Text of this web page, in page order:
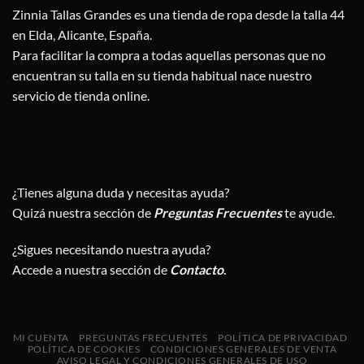
Zinnia Tallas Grandes es una tienda de ropa desde la talla 44
en Elda, Alicante, España.
Para facilitar la compra a todas aquellas personas que no
encuentran su talla en su tienda habitual nace nuestro
servicio de tienda online.
¿Tienes alguna duda y necesitas ayuda?
Quizá nuestra sección de Preguntas Frecuenteste ayude.
¿Sigues necesitando nuestra ayuda?
Accede a nuestra sección de Contacto.
MI CUENTA PREGUNTAS FRECUENTES
POLÍTICA DE PRIVACIDAD
POLÍTICA DE COOKIES
CONDICIONES GENERALES DE VENTA
AVISO LEGAL Y CONDICIONES GENERALES DE USO